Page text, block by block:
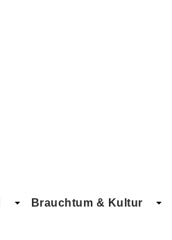
Brauchtum & Kultur